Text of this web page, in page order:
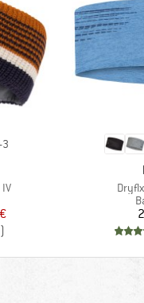
3
)
Article